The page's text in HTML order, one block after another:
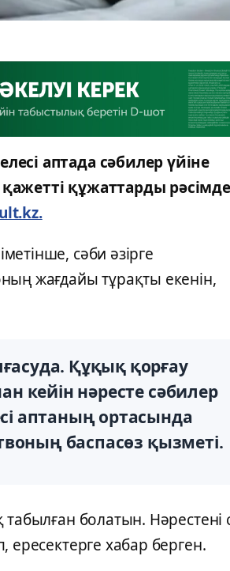
аптада сәбилер үйіне
құжаттарды
ult.kz.
сәби әзірге
жағдайы тұрақты екенін,
Құқық қорғау
кейін нәресте сәбилер
аптаның ортасында
баспасөз қызметі.
болатын. Нәрестені
хабар берген.